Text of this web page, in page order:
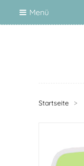
Menü
Startseite >